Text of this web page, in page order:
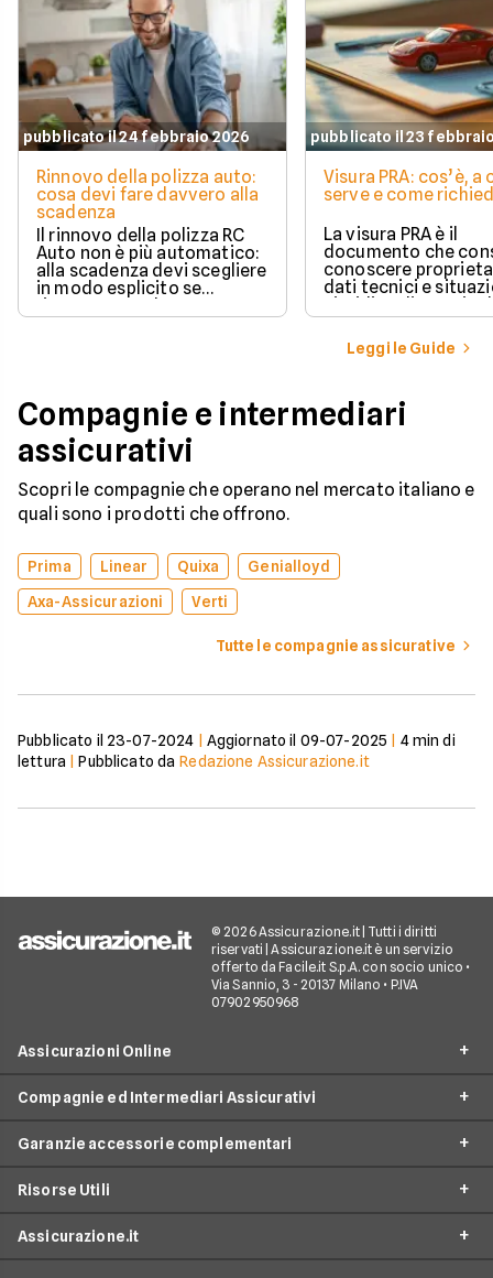
pubblicato il 24 febbraio 2026
Rinnovo della polizza auto:
cosa devi fare davvero alla
scadenza
Il rinnovo della polizza RC
Auto non è più automatico:
alla scadenza devi scegliere
in modo esplicito se
rinnovare con la stessa
compagnia o stipulare un
pubblicato il 23
Visura PRA: cos’è, a
serve e come
La visura PRA è il
documento che
conoscere
dati tecnici e
giuridica di un
iscritto al Pubblico
Automobilistico.
Leggi le Guide
Compagnie e intermediari
assicurativi
Scopri le compagnie che operano nel mercato italiano e
quali sono i prodotti che offrono.
Prima Linear Quixa
Genialloyd
Axa-Assicurazioni
Verti
Tutte le compagnie assicurative
Pubblicato il 23-07-2024 Aggiornato il 09-07-2025 4min di
lettura |Pubblicato da Redazione Assicurazione.it
© 2026 Assicurazione.it | Tutti i diritti
riservati | Assicurazione.it è un servizio
offerto da Facile.it S.p.A. con socio unico •
Via Sannio, 3 - 20137 Milano • P.IVA
07902950968
Assicurazioni Online
RC Auto
RC Moto
Assicurazione Ciclomotore
Compagnie ed Intermediari Assicurativi
Allianz Direct
Prima.it
Garanzie accessorie complementari
Infortuni conducente
Risorse Utili
Assicurazione.it